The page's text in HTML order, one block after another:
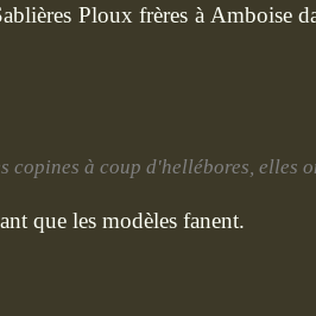
Ploux frères à Amboise
copines à coup d'hellébores, elles
que les modèles fanent.